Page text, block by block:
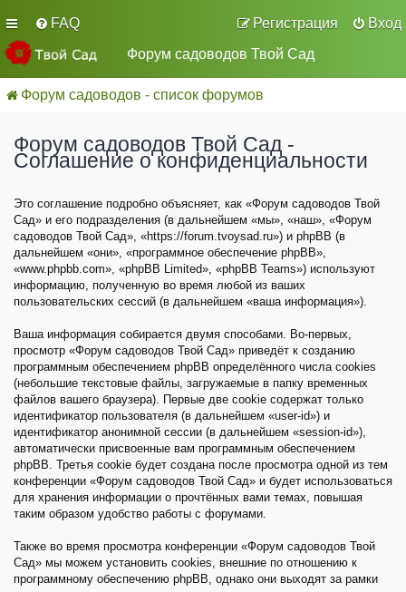
FAQ Вход
Регистрация
Форум садоводов Твой Сад
Форум садоводов - список форумов
Форум садоводов Твой Сад -
Соглашение о конфиденциальности
Это соглашение подробно объясняет, как «Форум садоводов Твой
Сад» и его подразделения (в дальнейшем «мы», «наш», «Форум
садоводов Твой Сад», «https://forum.tvoysad.ru») и phpBB (в
дальнейшем «они», «программное обеспечение phpBB»,
«www.phpbb.com», «phpBB Limited», «phpBB Teams») используют
информацию, полученную во время любой из ваших
пользовательских сессий (в дальнейшем «ваша информация»).
Ваша информация собирается двумя способами. Во-первых,
просмотр «Форум садоводов Твой Сад» приведёт к созданию
программным обеспечением phpBB определённого числа cookies
(небольшие текстовые файлы, загружаемые в папку временных
файлов вашего браузера). Первые две cookie содержат только
идентификатор пользователя (в дальнейшем «user-id») и
идентификатор анонимной сессии (в дальнейшем «session-id»),
автоматически присвоенные вам программным обеспечением
phpBB. Третья cookie будет создана после просмотра одной из тем
конференции «Форум садоводов Твой Сад» и будет использоваться
для хранения информации о прочтённых вами темах, повышая
таким образом удобство работы с форумами.
Также во время просмотра конференции «Форум садоводов Твой
Сад» мы можем установить cookies, внешние по отношению к
программному обеспечению phpBB, однако они выходят за рамки